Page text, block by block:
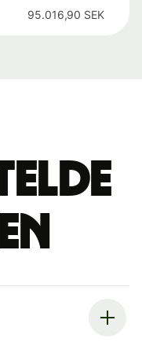
95.016,90 SEK